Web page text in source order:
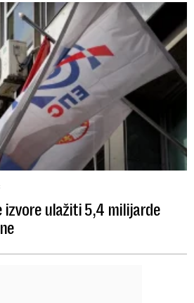
izvore ulažiti 5,4 milijarde